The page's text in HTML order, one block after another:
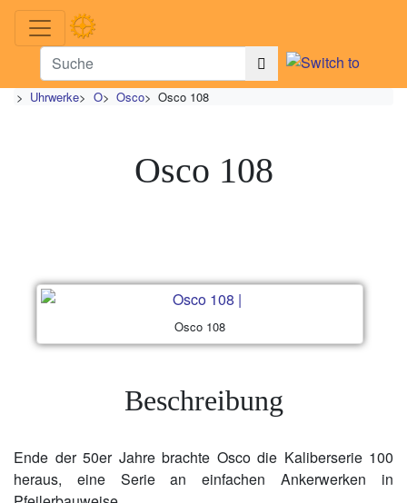
> Uhrwerke> O> Osco> Osco 108
Osco 108
Osco 108
Beschreibung
Ende der 50er Jahre brachte Osco die Kaliberserie 100
heraus, eine Serie an einfachen Ankerwerken in